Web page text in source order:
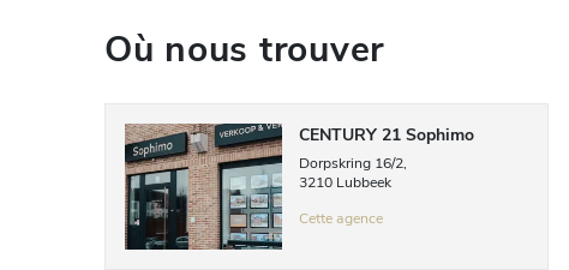
Où nous trouver
CENTURY 21 Sophimo
Dorpskring 16/2,
3210 Lubbeek
Cette agence